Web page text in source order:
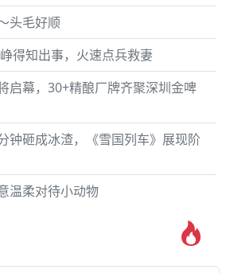
头毛好顺
得知出事，火速点兵救妻
启幕，30+精酿厂牌齐聚深圳金啤
钟砸成冰渣，《雪国列车》展现阶
温柔对待小动物